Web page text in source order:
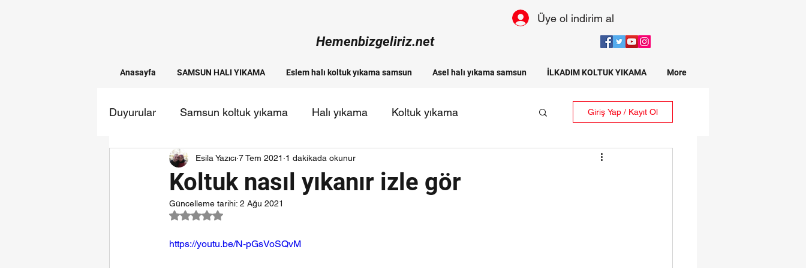
Üye ol indirim al
Hemenbizgeliriz.net
Anasayfa SAMSUN HALI YIKAMA Eslem halı koltuk yıkama samsun Asel halı yıkama samsun İLKADIM KOLTUK YIKAMA More
Duyurular Samsun koltuk yıkama Halı yıkama Koltuk yıkama
Temizlik firmaları samsun halı yıkama firmaları
Giriş Yap / Kayıt Ol
Koltuk nasıl yıkanır izle gör
Esila Yazıcı 7 Tem 2021 1 dakikada okunur
Güncelleme tarihi: 2 Ağu 2021
5 üzerinden NaN yıldız
https://youtu.be/N-pGsVoSQvM